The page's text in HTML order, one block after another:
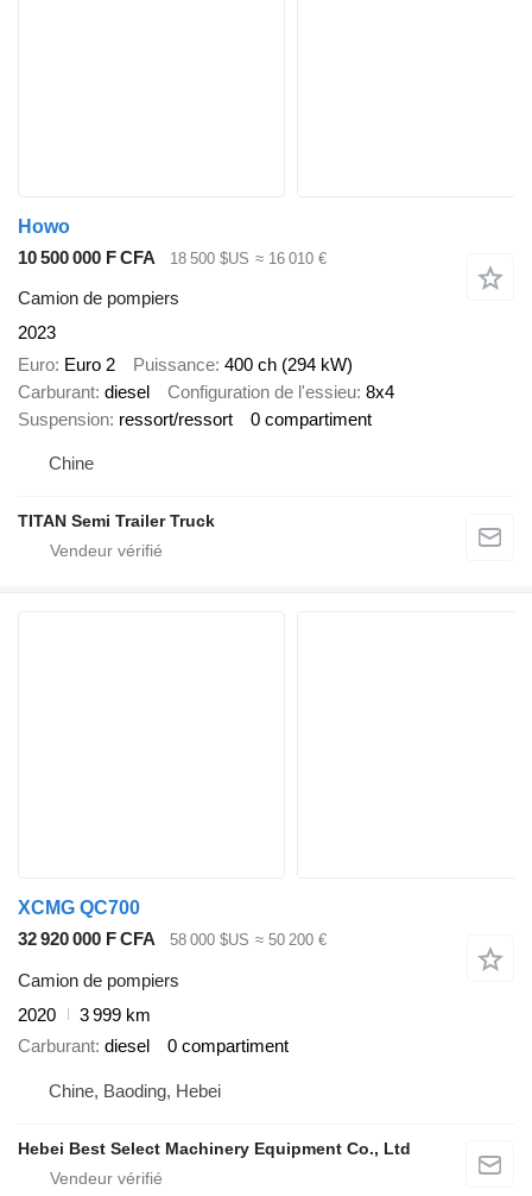
Howo
10 500 000 F CFA
18 500 $US ≈ 16 010 €
Camion de pompiers
2023
Euro Euro 2 Puissance 400 ch (294 kW)
Carburant diesel Configuration de l'essieu 8x4
Suspension ressort/ressort 0 compartiment
Chine
TITAN Semi Trailer Truck
XCMG QC700
32 920 000 F CFA
58 000 $US ≈ 50 200 €
Camion de pompiers
2020
3 999 km
Carburant diesel 0 compartiment
Chine, Baoding, Hebei
Hebei Best Select Machinery Equipment Co., Ltd